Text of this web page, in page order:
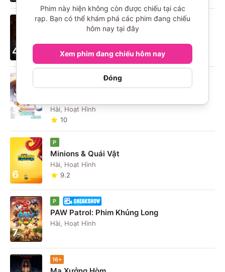
4
16+
The Odyssey
9.7
5
Umamusume: Pretty Derby - Khởi Đầu Kỷ
Hài, Hoạt Hình
10
6
P
Minions & Quái Vật
Hài, Hoạt Hình
9.2
7
P
PAW Patrol: Phim Khủng Long
Hài, Hoạt Hình
16+
Phim này hiện không còn được chiếu tại các
rạp. Bạn có thể khám phá các phim đang chiếu
hôm nay tại đây
Xem phim đang chiếu hôm nay
Đóng